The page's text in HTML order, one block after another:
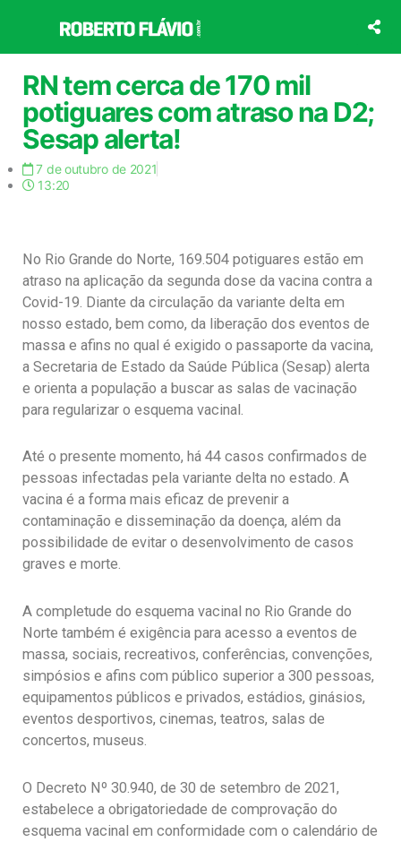
o
conteúdo
RN tem cerca de 170 mil
potiguares com atraso na D2;
Sesap alerta!
7 de outubro de 2021
13:20
No Rio Grande do Norte, 169.504 potiguares estão em
atraso na aplicação da segunda dose da vacina contra a
Covid-19. Diante da circulação da variante delta em
nosso estado, bem como, da liberação dos eventos de
massa e afins no qual é exigido o passaporte da vacina,
a Secretaria de Estado da Saúde Pública (Sesap) alerta
e orienta a população a buscar as salas de vacinação
para regularizar o esquema vacinal.
Até o presente momento, há 44 casos confirmados de
pessoas infectadas pela variante delta no estado. A
vacina é a forma mais eficaz de prevenir a
contaminação e disseminação da doença, além da
possibilidade de evitar o desenvolvimento de casos
graves e morte.
A completude do esquema vacinal no Rio Grande do
Norte também é exigência para acesso a eventos de
massa, sociais, recreativos, conferências, convenções,
simpósios e afins com público superior a 300 pessoas,
equipamentos públicos e privados, estádios, ginásios,
eventos desportivos, cinemas, teatros, salas de
concertos, museus.
O Decreto Nº 30.940, de 30 de setembro de 2021,
estabelece a obrigatoriedade de comprovação do
esquema vacinal em conformidade com o calendário de